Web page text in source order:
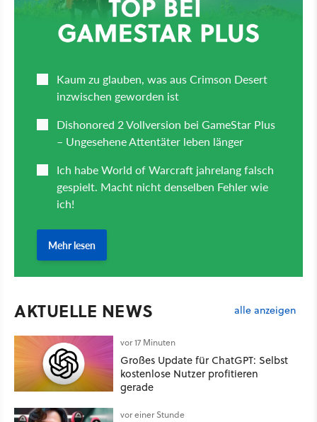
AKTUELLE NEWS alle anzeigen
vor 17 Minuten
Großes Update für ChatGPT: Selbst
kostenlose Nutzer profitieren
gerade
vor einer Stunde